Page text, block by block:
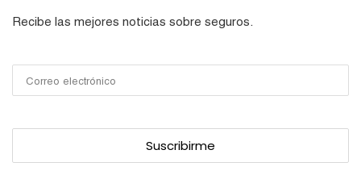
Recibe las mejores noticias sobre seguros.